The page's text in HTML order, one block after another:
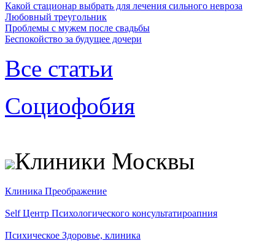
Какой стационар выбрать для лечения сильного невроза
Любовный треугольник
Проблемы с мужем после свадьбы
Беспокойство за будущее дочери
Все статьи
Социофобия
Клиники Москвы
Клиника Преображение
Self Центр Психологического консультатироапния
Психическое Здоровье, клиника